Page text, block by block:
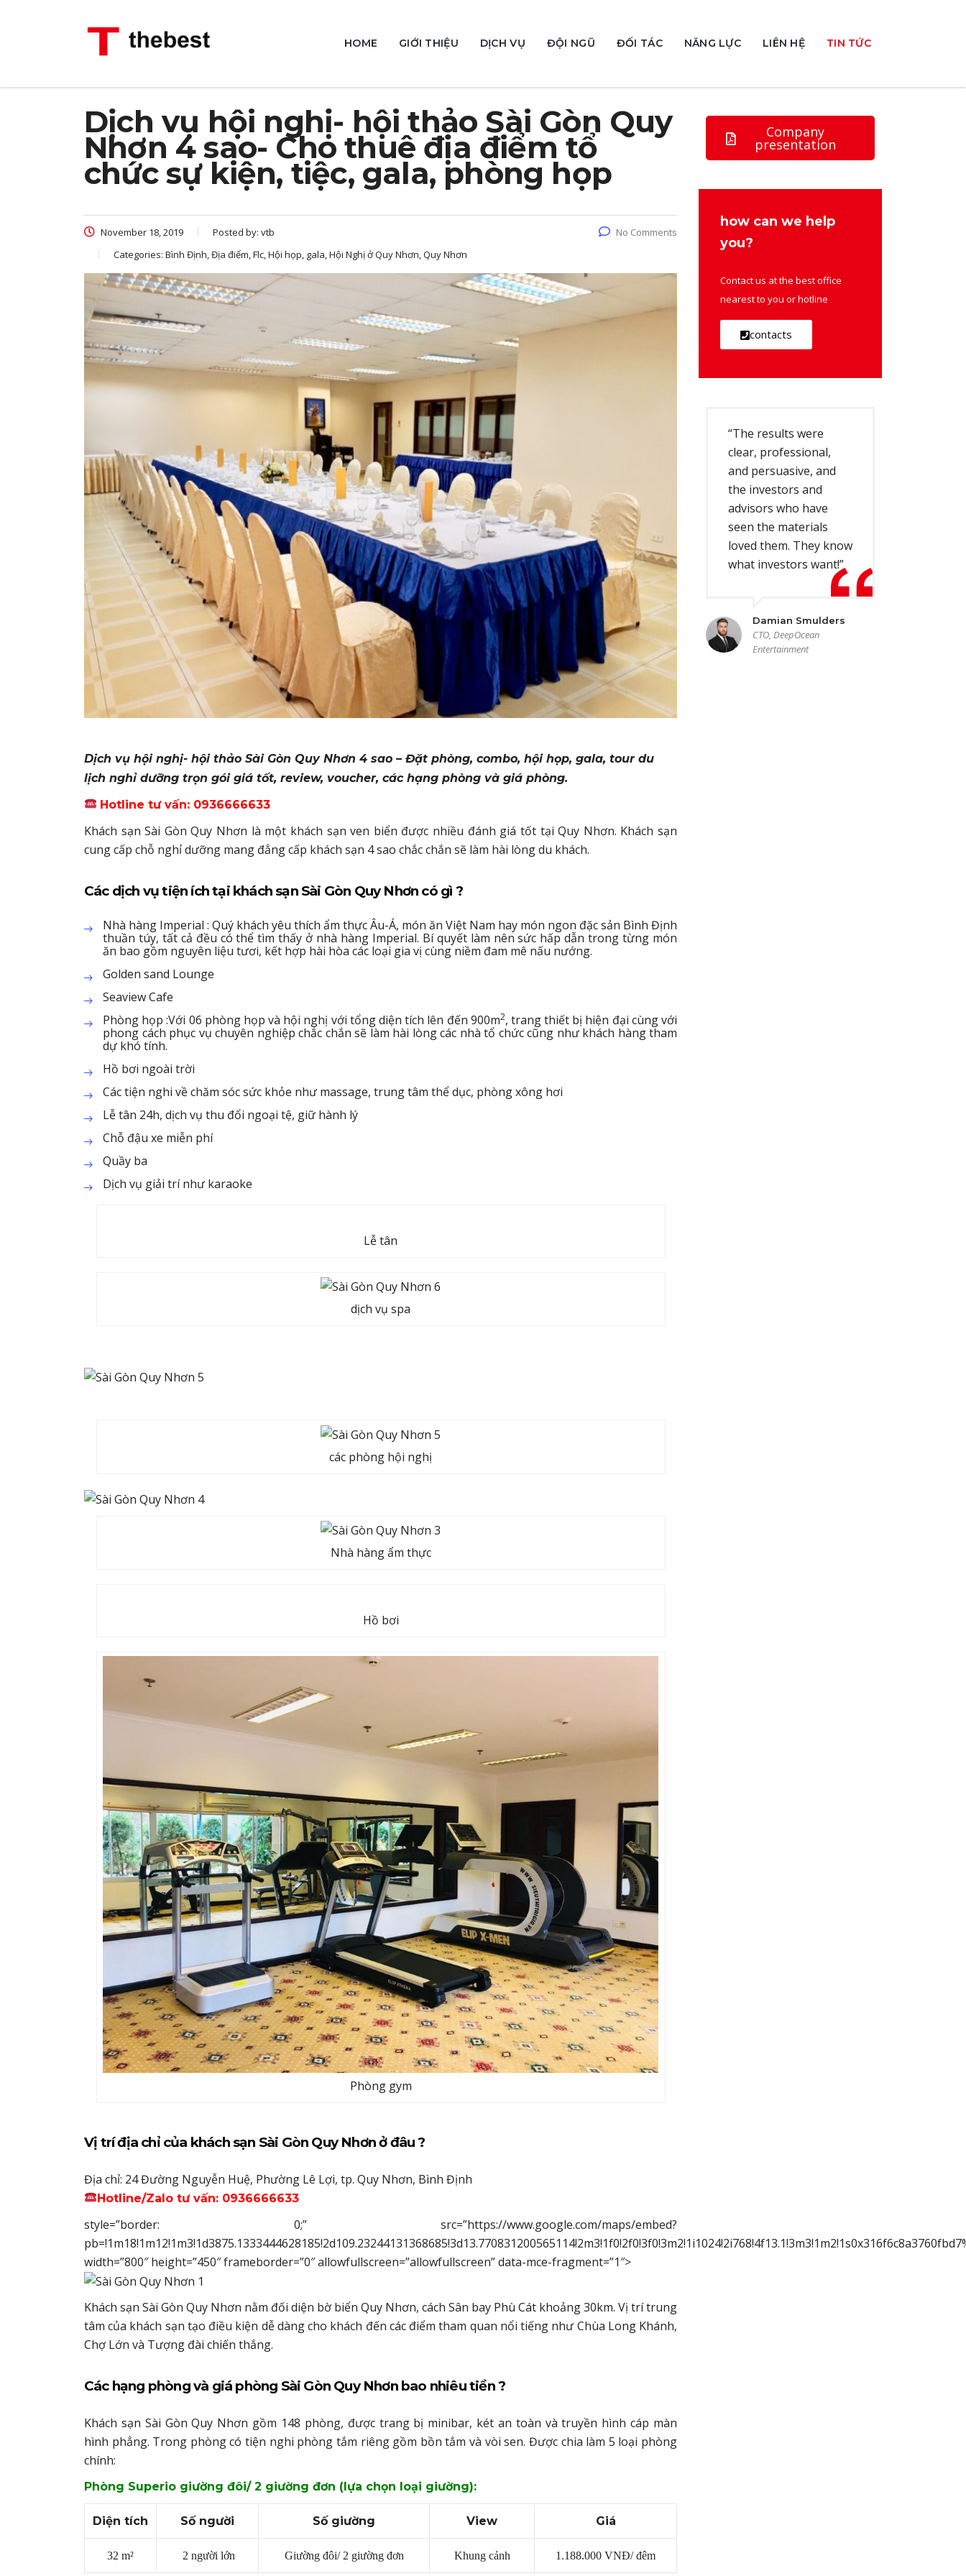
HOME GIỚI THIỆU DỊCH VỤ ĐỘI NGŨ ĐỐI TÁC NĂNG LỰC LIÊN HỆ TIN TỨC
Dịch vụ hội nghị- hội thảo Sài Gòn Quy
Nhơn 4 sao- Cho thuê địa điểm tổ
chức sự kiện, tiệc, gala, phòng họp
November 18, 2019 Posted by: vtb
Categories: Bình Định, Địa điểm, Flc, Hội họp, gala, Hội Nghị ở Quy Nhơn, Quy Nhơn
No Comments
Dịch vụ hội nghị- hội thảo Sài Gòn Quy Nhơn 4 sao – Đặt phòng, combo, hội họp, gala, tour du
lịch nghỉ dưỡng trọn gói giá tốt, review, voucher, các hạng phòng và giá phòng.
Hotline tư vấn: 0936666633
Khách sạn Sài Gòn Quy Nhơn là một khách sạn ven biển được nhiều đánh giá tốt tại Quy Nhơn. Khách sạn
cung cấp chỗ nghỉ dưỡng mang đẳng cấp khách sạn 4 sao chắc chắn sẽ làm hài lòng du khách.
Các dịch vụ tiện ích tại khách sạn Sài Gòn Quy Nhơn có gì ?
Nhà hàng Imperial : Quý khách yêu thích ẩm thực Âu-Á, món ăn Việt Nam hay món ngon đặc sản Bình Định
thuần túy, tất cả đều có thể tìm thấy ở nhà hàng Imperial. Bí quyết làm nên sức hấp dẫn trong từng món
ăn bao gồm nguyên liệu tươi, kết hợp hài hòa các loại gia vị cùng niềm đam mê nấu nướng.
Golden sand Lounge
Seaview Cafe
Phòng họp :Với 06 phòng họp và hội nghị với tổng diện tích lên đến 900m2, trang thiết bị hiện đại cùng với
phong cách phục vụ chuyên nghiệp chắc chắn sẽ làm hài lòng các nhà tổ chức cũng như khách hàng tham
dự khó tính.
Hồ bơi ngoài trời
Các tiện nghi về chăm sóc sức khỏe như massage, trung tâm thể dục, phòng xông hơi
Lễ tân 24h, dịch vụ thu đổi ngoại tệ, giữ hành lý
Chỗ đậu xe miễn phí
Quầy ba
Dịch vụ giải trí như karaoke
Lễ tân
dịch vụ spa
các phòng hội nghị
Nhà hàng ẩm thực
Hồ bơi
Phòng gym
Vị trí địa chỉ của khách sạn Sài Gòn Quy Nhơn ở đâu ?
Địa chỉ: 24 Đường Nguyễn Huệ, Phường Lê Lợi, tp. Quy Nhơn, Bình Định
Hotline/Zalo tư vấn: 0936666633
style=”border: 0;” src=”https://www.google.com/maps/embed?
width=”800″ height=”450″ frameborder=”0″ allowfullscreen=”allowfullscreen” data-mce-fragment=”1″>
Khách sạn Sài Gòn Quy Nhơn nằm đối diện bờ biển Quy Nhơn, cách Sân bay Phù Cát khoảng 30km. Vị trí trung
tâm của khách sạn tạo điều kiện dễ dàng cho khách đến các điểm tham quan nổi tiếng như Chùa Long Khánh,
Chợ Lớn và Tượng đài chiến thắng.
Các hạng phòng và giá phòng Sài Gòn Quy Nhơn bao nhiêu tiền ?
Khách sạn Sài Gòn Quy Nhơn gồm 148 phòng, được trang bị minibar, két an toàn và truyền hình cáp màn
hình phẳng. Trong phòng có tiện nghi phòng tắm riêng gồm bồn tắm và vòi sen. Được chia làm 5 loại phòng
chính:
Phòng Superio giường đôi/ 2 giường đơn (lựa chọn loại giường):
Diện tích Số người Số giường View Giá
32 m² 2 người lớn Giường đôi/ 2 giường đơn Khung cảnh 1.188.000 VNĐ/ đêm
Company
presentation
how can we help
you?
Contact us at the best office
nearest to you or hotline
contacts
“The results were
clear, professional,
and persuasive, and
the investors and
advisors who have
seen the materials
loved them. They know
what investors want!”
Damian Smulders
CTO, DeepOcean
Entertainment